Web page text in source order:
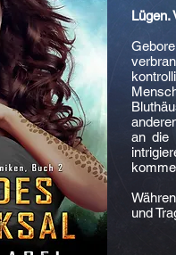
Lügen.
an die
und